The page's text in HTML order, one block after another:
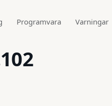
Programvara Varningar